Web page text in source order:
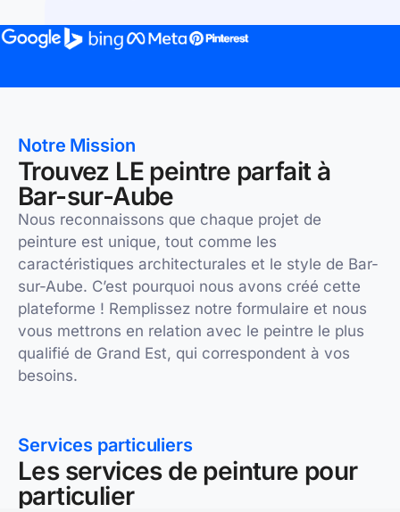
Notre Mission
Trouvez LE peintre parfait à
Bar-sur-Aube
Nous reconnaissons que chaque projet de
peinture est unique, tout comme les
caractéristiques architecturales et le style de Bar-
sur-Aube. C’est pourquoi nous avons créé cette
plateforme ! Remplissez notre formulaire et nous
vous mettrons en relation avec le peintre le plus
qualifié de Grand Est, qui correspondent à vos
besoins.
Services particuliers
Les services de peinture pour
particulier